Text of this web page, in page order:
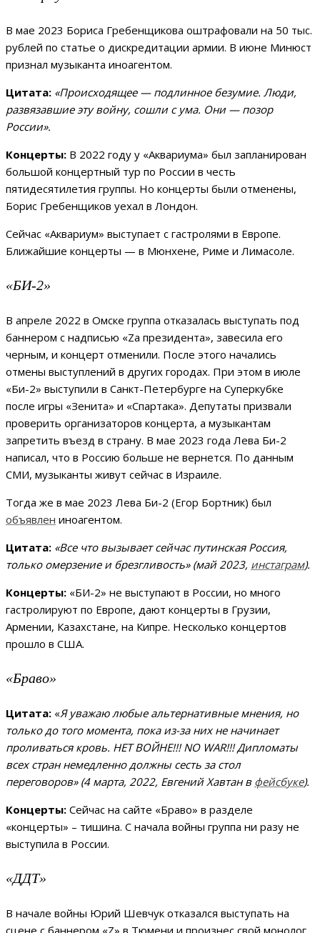
В мае 2023 Бориса Гребенщикова оштрафовали на 50 тыс.
рублей по статье о дискредитации армии. В июне Минюст
признал музыканта иноагентом.
Цитата: «Происходящее — подлинное безумие. Люди,
развязавшие эту войну, сошли с ума. Они — позор
России».
Концерты: В 2022 году у «Аквариума» был запланирован
большой концертный тур по России в честь
пятидесятилетия группы. Но концерты были отменены,
Борис Гребенщиков уехал в Лондон.
Сейчас «Аквариум» выступает с гастролями в Европе.
Ближайшие концерты — в Мюнхене, Риме и Лимасоле.
«БИ-2»
В апреле 2022 в Омске группа отказалась выступать под
баннером с надписью «Za президента», завесила его
черным, и концерт отменили. После этого начались
отмены выступлений в других городах. При этом в июле
«Би-2» выступили в Санкт-Петербурге на Суперкубке
после игры «Зенита» и «Спартака». Депутаты призвали
проверить организаторов концерта, а музыкантам
запретить въезд в страну. В мае 2023 года Лева Би-2
написал, что в Россию больше не вернется. По данным
СМИ, музыканты живут сейчас в Израиле.
Тогда же в мае 2023 Лева Би-2 (Егор Бортник) был
объявлен иноагентом.
Цитата: «Все что вызывает сейчас путинская Россия,
только омерзение и брезгливость» (май 2023, инстаграм).
Концерты: «БИ-2» не выступают в России, но много
гастролируют по Европе, дают концерты в Грузии,
Армении, Казахстане, на Кипре. Несколько концертов
прошло в США.
«Браво»
Цитата: «Я уважаю любые альтернативные мнения, но
только до того момента, пока из-за них не начинает
проливаться кровь. НЕТ ВОЙНЕ!!! NO WAR!!! Дипломаты
всех стран немедленно должны сесть за стол
переговоров» (4 марта, 2022, Евгений Хавтан в фейсбуке).
Концерты: Сейчас на сайте «Браво» в разделе
«концерты» – тишина. С начала войны группа ни разу не
выступила в России.
«ДДТ»
В начале войны Юрий Шевчук отказался выступать на
сцене с баннером «Z» в Тюмени и произнес свой монолог